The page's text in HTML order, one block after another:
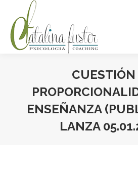
CUESTIÓN
ENSEÑANZA
LANZA